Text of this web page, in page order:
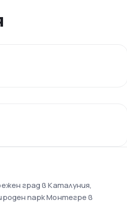
град в Каталуния,
парк Монтегре в